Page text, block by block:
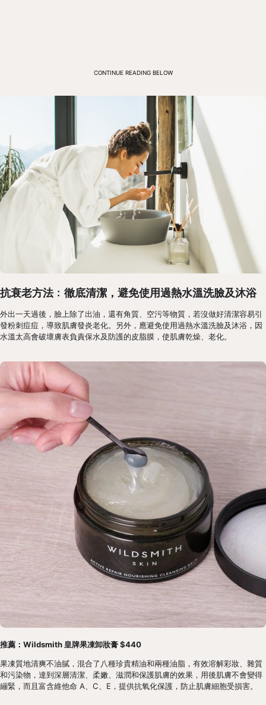
CONTINUE READING BELOW
抗衰老方法﹕徹底清潔，避免使用過熱水溫洗臉及沐浴
外出一天過後，臉上除了出油，還有角質、空污等物質，若沒做好清潔容易引
發粉刺痘痘，導致肌膚發炎老化。另外，應避免使用過熱水溫洗臉及沐浴，因
水溫太高會破壞膚表負責保水及防護的皮脂膜，使肌膚乾燥、老化。
推薦：Wildsmith 皇牌果凍卸妝膏 $440
果凍質地清爽不油膩，混合了八種珍貴精油和兩種油脂，有效溶解彩妝、雜質
和污染物，達到深層清潔、柔嫩、滋潤和保護肌膚的效果，用後肌膚不會變得
繃緊，而且富含維他命 A、C、E，提供抗氧化保護，防止肌膚細胞受損害。